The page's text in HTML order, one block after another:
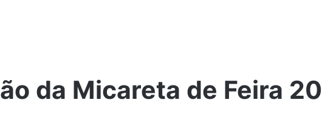
da Micareta de Feira